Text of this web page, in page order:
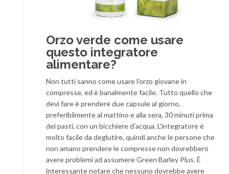
Orzo verde come usare
questo integratore
alimentare?
Non tutti sanno come usare l'orzo giovane in
compresse, ed è banalmente facile. Tutto quello che
devi fare è prendere due capsule al giorno,
preferibilmente al mattino e alla sera, 30 minuti prima
dei pasti, con un bicchiere d'acqua. L'integratore è
molto facile da deglutire, quindi anche le persone che
non amano prendere le compresse non dovrebbero
avere problemi ad assumere Green Barley Plus. È
interessante notare che nessuno dovrebbe avere